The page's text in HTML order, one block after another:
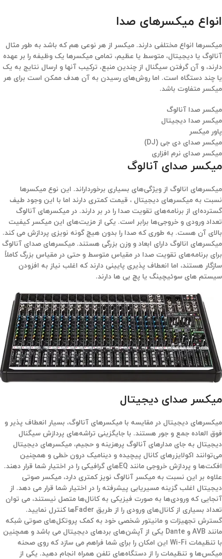
انواع میکسرهای صدا
میکسرها انواع مختلفی دارند. میکسر از هر نوعی هم که باشد به طور مثال
آنالوگ یا دیجیتال، متوسط ​​یا عظیم، تمامی میکسرها یک وظیفه را بر عهده
دارند، و آن گرفتن سیگنال از چندین منبع، ترکیب آنها و ارسال نتایج به یک
یا چند دستگاه است. اما روش‌های رسیدن به آن هدف ممکن است برای هر
میکسر متفاوت باشد.
میکسر صدا آنالوگ
میکسر صدا دیجیتال
پاور میکسر
میکسر صدای دی جی (DJ)
میکسر صدای نرم افزاری
میکسر صدای آنالوگ
میکسرهای انالوگ از ویژگی‌های بسیاری برخورداراند. این نوع میکسرها
نسبت به میکسرهای دیجیتال ، قیمت کمتری دارند اما با این وجود طیف
گسترده‌ای از برنامه‌های تقویت صدا را در بر دارند. در میکسرهای آنالوگ
تعداد ورودی و خروجی‌ها برابر است. یکی از مزیت‌های این میکسر کیفیت
بالای آن هست. به طوری که صدا را بدون هیچ گونه نویزی پردازش می کند.
میکسرهای انالوگ دارای ابعاد و وزن بزرگی هستند. میکسرهای صدای آنالوگ
برای برنامه‌های تقویت صدا در مقیاس متوسط ​​و حتی در مقیاس بزرگ کاملاً
سازگار هستند، اما انعطاف پذیری پایینی دارند که اغلب نیاز به افزودن
سیستم های سوئیچینگ یا پچ بی ها دارند.
میکسر صدای دیجیتال
میکسرهای دیجیتال در مقایسه با میکسرهای آنالوگ، بسیار انعطاف پذیر و
فوق العاده جمع و جور هستند. با جایگزینی تراشه‌های پردازش سیگنال
دیجیتال به جای مدارهای آنالوگ پرهزینه و حجیم، میکسرهای دیجیتال
می‌توانند اکولایزرهای کانال پیچیده و دینامیک درون خطی و همچنین
افکت‌ها و پردازش خروجی مانند EQهای گرافیکی را در اختیار شما قرار دهند.
علاوه بر این نسبت به میکسر آنالوگ نویز کمتری دارد، میکسر صوتی
دیجیتال اغلب گزینه مسیریابی پیشرفته را در اختیار شما قرار می دهد. از
آنجایی که ورودی‌ها به صورت فیزیکی به کانال‌ها متصل نیستند، می توان
تعداد بسیاری از کانال‌های ورودی را از طریق Faderها کنترل نمایید.
گسترش تجهیزات و مانیتور شخصی خود به کمک پروتکل‌های صوتی شبکه
مانند AVB و Dante یکی از آپشن‌های بردهای دیجیتال می باشد و همچنین
با تنظیمات Wi-Fi این امکان را برای شما فراهم می سازد که روی صحنه
میکس‌ها و تنظیمات را از دستگاه‌های تلفن همراه انجام دهید. یکی از